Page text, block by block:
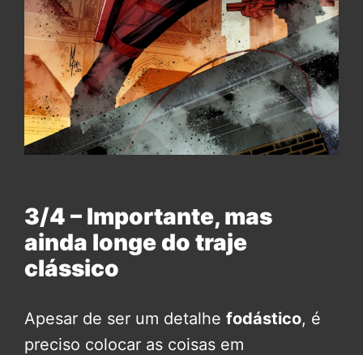
3/4 – Importante, mas
ainda longe do traje
clássico
Apesar de ser um detalhe fodástico, é
preciso colocar as coisas em